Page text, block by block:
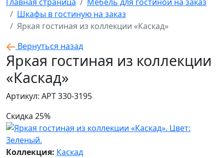
Шкафы в гостиную на заказ
Яркая гостиная из коллекции «Каскад»
Вернуться назад
Яркая гостиная из коллекции
«Каскад»
Артикул: АРТ 330-3195
Скидка 25%
Коллекция: Каскад